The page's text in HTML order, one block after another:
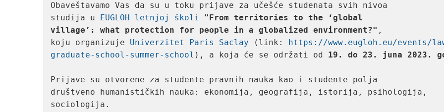
Obaveštavamo Vas da su u toku prijave za učešće studenata svih nivoa
studija u EUGLOH letnjoj školi
"From territories to the ‘global
village’: what protection for people in a globalized environment?" ,
koju organizuje Univerzitet Paris Saclay (link: https://www.eugloh.eu/events/
graduate-school-summer-school ), a koja će se održati od 19. do 23. juna 2023.
Prijave su otvorene za studente pravnih nauka kao i studente polja
društveno humanističkih nauka: ekonomija, geografija, istorija, psihologija,
sociologija.